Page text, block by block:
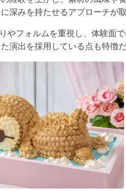
深みを持たせるアプローチが取
やフォルムを重視し、体験面
演出を採用している点も特徴だ